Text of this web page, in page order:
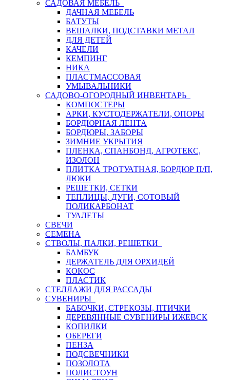
САДОВАЯ МЕБЕЛЬ
ДАЧНАЯ МЕБЕЛЬ
БАТУТЫ
ВЕШАЛКИ, ПОДСТАВКИ МЕТАЛ
ДЛЯ ДЕТЕЙ
КАЧЕЛИ
КЕМПИНГ
НИКА
ПЛАСТМАССОВАЯ
УМЫВАЛЬНИКИ
САДОВО-ОГОРОДНЫЙ ИНВЕНТАРЬ
КОМПОСТЕРЫ
АРКИ, КУСТОДЕРЖАТЕЛИ, ОПОРЫ
БОРДЮРНАЯ ЛЕНТА
БОРДЮРЫ, ЗАБОРЫ
ЗИМНИЕ УКРЫТИЯ
ПЛЕНКА, СПАНБОНД, АГРОТЕКС,
ИЗОЛОН
ПЛИТКА ТРОТУАТНАЯ, БОРДЮР П/П,
ЛЮКИ
РЕШЕТКИ, СЕТКИ
ТЕПЛИЦЫ, ДУГИ, СОТОВЫЙ
ПОЛИКАРБОНАТ
ТУАЛЕТЫ
СВЕЧИ
СЕМЕНА
СТВОЛЫ, ПАЛКИ, РЕШЕТКИ
БАМБУК
ДЕРЖАТЕЛЬ ДЛЯ ОРХИДЕЙ
КОКОС
ПЛАСТИК
СТЕЛЛАЖИ ДЛЯ РАССАДЫ
СУВЕНИРЫ
БАБОЧКИ, СТРЕКОЗЫ, ПТИЧКИ
ДЕРЕВЯННЫЕ СУВЕНИРЫ ИЖЕВСК
КОПИЛКИ
ОБЕРЕГИ
ПЕНЗА
ПОДСВЕЧНИКИ
ПОЗОЛОТА
ПОЛИСТОУН